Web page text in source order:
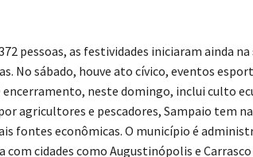
pessoas, as festividades iniciaram ainda
No sábado, houve ato cívico, eventos
neste domingo, inclui culto
agricultores e pescadores, Sampaio tem na
fontes econômicas. O município é
com cidades como Augustinópolis e